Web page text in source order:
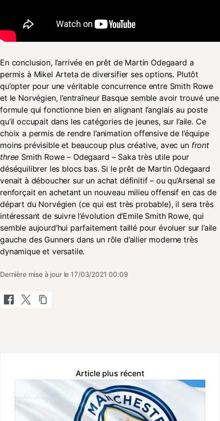
En conclusion, l’arrivée en prêt de Martin Odegaard a
permis à Mikel Arteta de diversifier ses options. Plutôt
qu’opter pour une véritable concurrence entre Smith Rowe
et le Norvégien, l’entraîneur Basque semble avoir trouvé une
formule qui fonctionne bien en alignant l’anglais au poste
qu’il occupait dans les catégories de jeunes, sur l’aile. Ce
choix a permis de rendre l’animation offensive de l’équipe
moins prévisible et beaucoup plus créative, avec un front
three Smith Rowe – Odegaard – Saka très utile pour
déséquilibrer les blocs bas. Si le prêt de Martin Odegaard
venait à déboucher sur un achat définitif – ou qu’Arsenal se
renforçait en achetant un nouveau milieu offensif en cas de
départ du Norvégien (ce qui est très probable), il sera très
intéressant de suivre l’évolution d’Emile Smith Rowe, qui
semble aujourd’hui parfaitement taillé pour évoluer sur l’aile
gauche des Gunners dans un rôle d’ailier moderne très
dynamique et versatile.
Dernière mise à jour le 17/03/2021 00:09
Article plus récent